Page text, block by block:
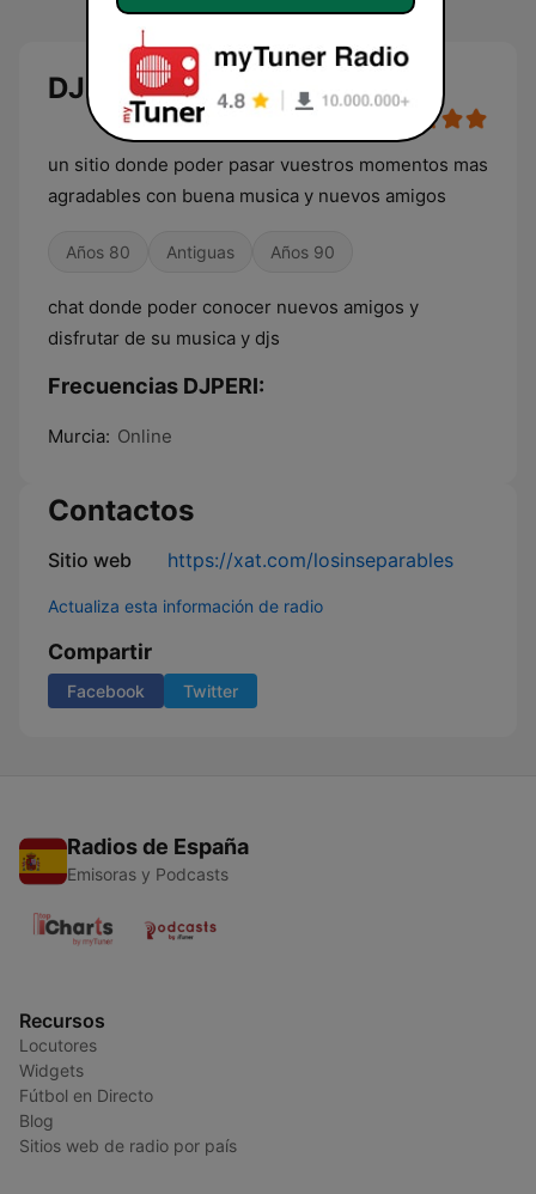
DJPERI en directo
un sitio donde poder pasar vuestros momentos mas
agradables con buena musica y nuevos amigos
Años 80 Antiguas Años 90
chat donde poder conocer nuevos amigos y
disfrutar de su musica y djs
Frecuencias DJPERI:
Murcia: Online
Contactos
Sitio web https://xat.com/losinseparables
Actualiza esta información de radio
Compartir
Facebook Twitter
Radios de España
Emisoras y Podcasts
Recursos
Locutores
Widgets
Fútbol en Directo
Blog
Sitios web de radio por país